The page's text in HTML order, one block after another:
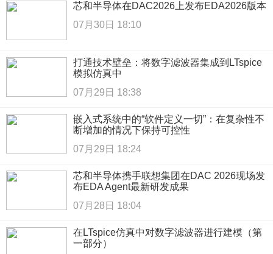
芯和半导体在DAC2026上发布EDA2026版本
07月30日 18:10
打通技术壁垒：将数字滤波器集成到LTspice
模拟仿真中
07月29日 18:38
嵌入式系统中的“软件定义一切”：在复杂性不
断增加的情况下保持可控性
07月29日 18:24
芯和半导体携手联想集团在DAC 2026现场发
布EDA Agent最新研发成果
07月28日 18:04
在LTspice仿真中对数字滤波器进行建模（第
一部分）